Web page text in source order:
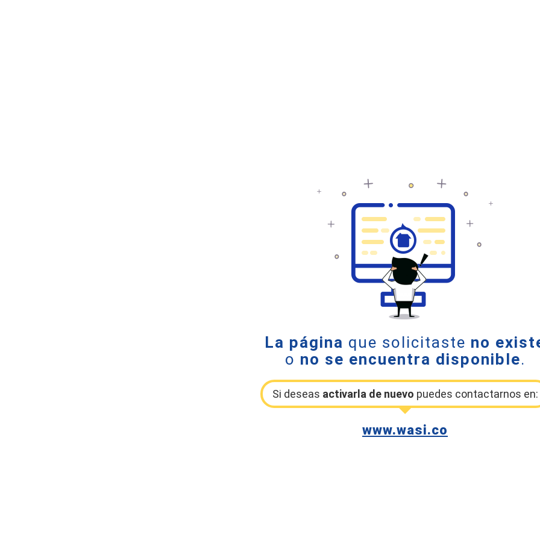
La página que solicitaste no
o no se encuentra disponible.
Si deseas activarla de nuevo puedes contactarnos en:
www.wasi.co